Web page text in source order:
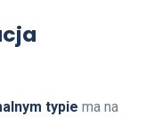
typie ma na